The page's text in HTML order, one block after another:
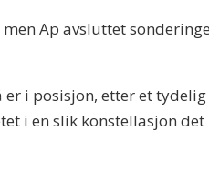
Ap avsluttet
i posisjon, etter et
i en slik konstellasjon